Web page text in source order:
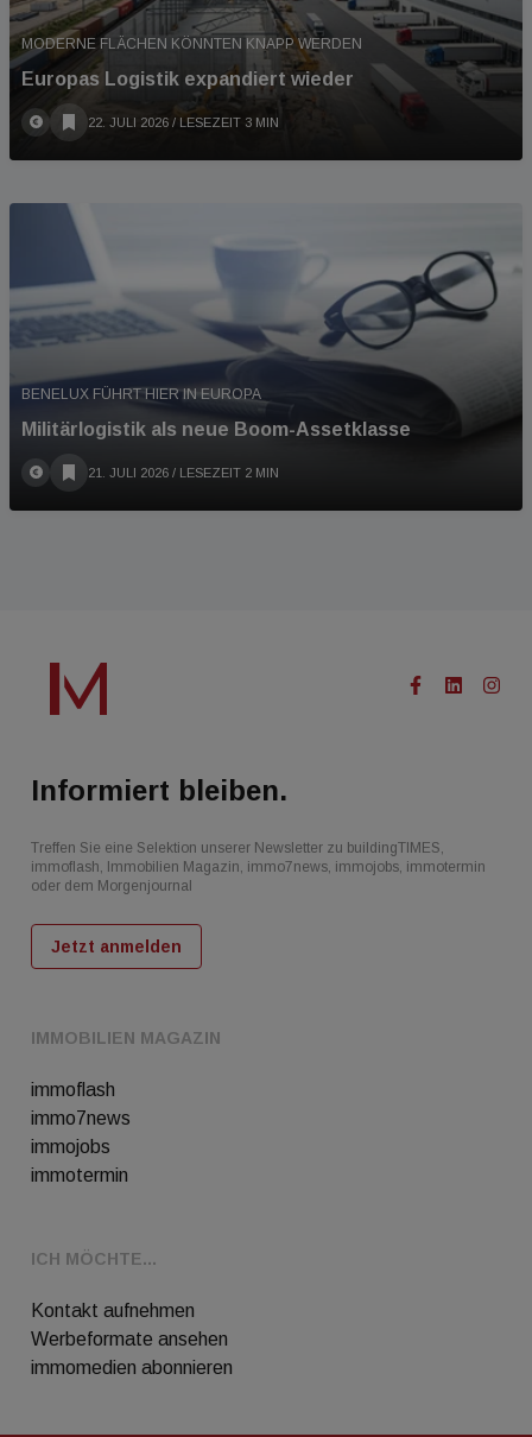
MODERNE FLÄCHEN KÖNNTEN KNAPP WERDEN
Europas Logistik expandiert wieder
22. JULI 2026 / LESEZEIT 3 MIN
BENELUX FÜHRT HIER IN EUROPA
Militärlogistik als neue Boom-Assetklasse
21. JULI 2026 / LESEZEIT 2 MIN
IMMOBILIEN MAGAZIN
immoflash
immo7news
immojobs
immotermin
ICH MÖCHTE...
Kontakt aufnehmen
Werbeformate ansehen
immomedien abonnieren
Informiert bleiben.
Treffen Sie eine Selektion unserer Newsletter zu buildingTIMES,
immoflash, Immobilien Magazin, immo7news, immojobs, immotermin
oder dem Morgenjournal
Jetzt anmelden